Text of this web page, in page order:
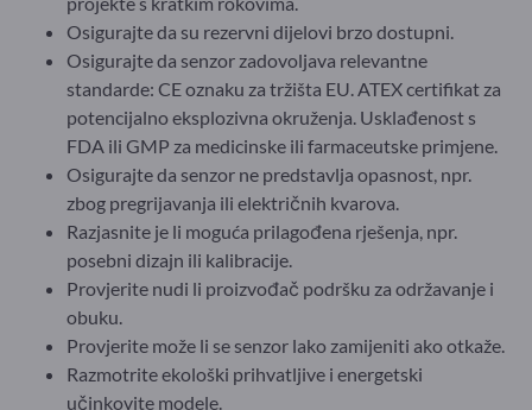
Osigurajte da su rezervni dijelovi brzo dostupni.
Osigurajte da senzor zadovoljava relevantne
standarde: CE oznaku za tržišta EU. ATEX certifikat za
potencijalno eksplozivna okruženja. Usklađenost s
FDA ili GMP za medicinske ili farmaceutske primjene.
Osigurajte da senzor ne predstavlja opasnost, npr.
zbog pregrijavanja ili električnih kvarova.
Razjasnite je li moguća prilagođena rješenja, npr.
posebni dizajn ili kalibracije.
Provjerite nudi li proizvođač podršku za održavanje i
obuku.
Provjerite može li se senzor lako zamijeniti ako otkaže.
Razmotrite ekološki prihvatljive i energetski
učinkovite modele.